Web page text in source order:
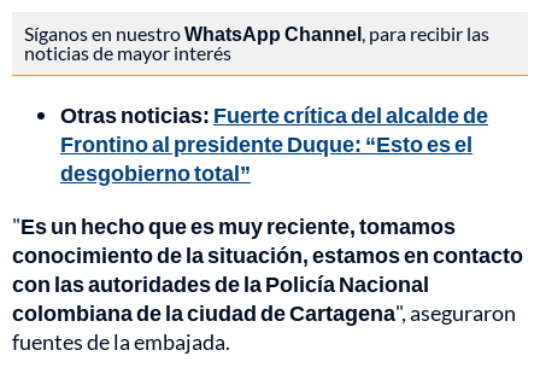
Síganos en nuestroWhatsApp Channel, para recibir las
noticias de mayor interés
Otras noticias: Fuerte crítica del alcalde de
Frontino al presidente Duque: “Esto es el
desgobierno total”
"Es un hecho que es muy reciente, tomamos
conocimiento de la situación, estamos en contacto
con las autoridades de la Policía Nacional
colombiana de la ciudad de Cartagena", aseguraron
fuentes de la embajada.